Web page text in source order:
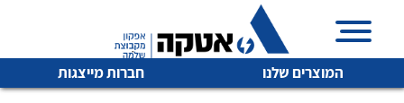
המוצרים שלנו חברות מייצגות